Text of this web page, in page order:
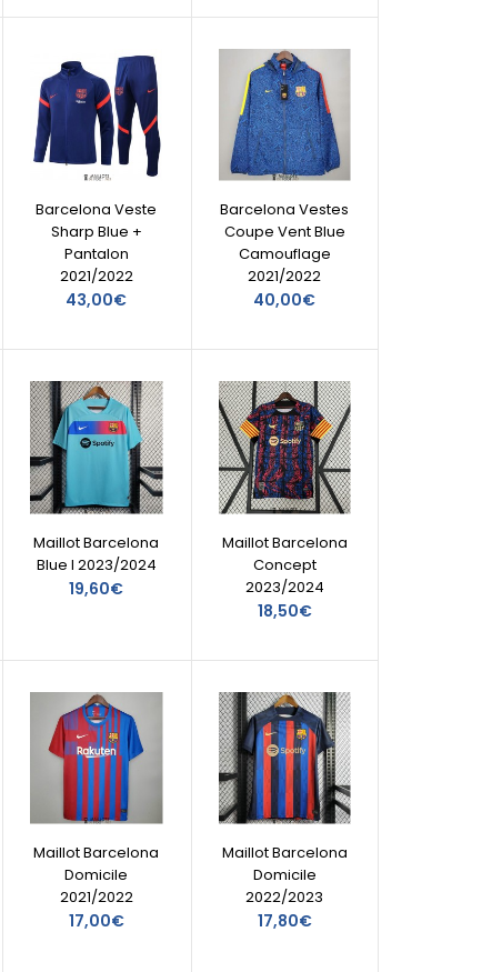
Barcelona Veste
Sharp Blue +
Pantalon
2021/2022
43,00€
Barcelona Vestes
Coupe Vent Blue
Camouflage
2021/2022
40,00€
Maillot Barcelona
Blue I 2023/2024
19,60€
Maillot Barcelona
Concept
2023/2024
18,50€
Maillot Barcelona
Domicile
2021/2022
17,00€
Maillot Barcelona
Domicile
2022/2023
17,80€